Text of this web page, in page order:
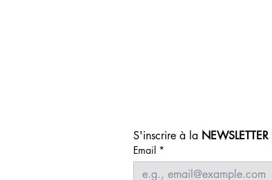
S'inscrire à la NEWSLETTER
Email *